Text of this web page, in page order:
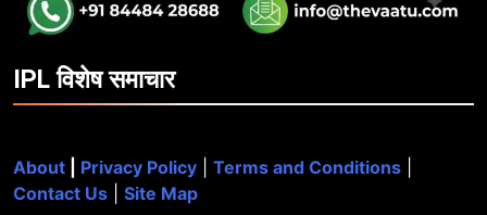
IPL विशेष समाचार
About Privacy Policy Terms and Conditions
Contact Us
Site Map